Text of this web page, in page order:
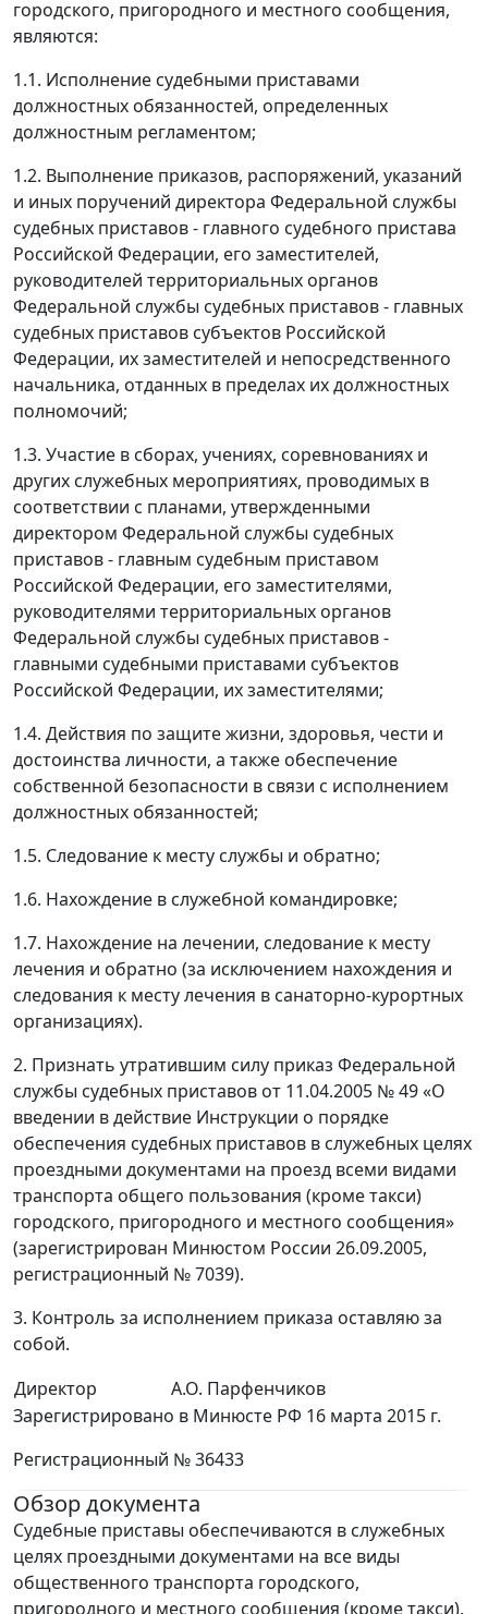
городского, пригородного и местного сообщения,
являются:
1.1. Исполнение судебными приставами
должностных обязанностей, определенных
должностным регламентом;
1.2. Выполнение приказов, распоряжений, указаний
и иных поручений директора Федеральной службы
судебных приставов - главного судебного пристава
Российской Федерации, его заместителей,
руководителей территориальных органов
Федеральной службы судебных приставов - главных
судебных приставов субъектов Российской
Федерации, их заместителей и непосредственного
начальника, отданных в пределах их должностных
полномочий;
1.3. Участие в сборах, учениях, соревнованиях и
других служебных мероприятиях, проводимых в
соответствии с планами, утвержденными
директором Федеральной службы судебных
приставов - главным судебным приставом
Российской Федерации, его заместителями,
руководителями территориальных органов
Федеральной службы судебных приставов -
главными судебными приставами субъектов
Российской Федерации, их заместителями;
1.4. Действия по защите жизни, здоровья, чести и
достоинства личности, а также обеспечение
собственной безопасности в связи с исполнением
должностных обязанностей;
1.5. Следование к месту службы и обратно;
1.6. Нахождение в служебной командировке;
1.7. Нахождение на лечении, следование к месту
лечения и обратно (за исключением нахождения и
следования к месту лечения в санаторно-курортных
организациях).
2. Признать утратившим силу приказ Федеральной
службы судебных приставов от 11.04.2005 № 49 «О
введении в действие Инструкции о порядке
обеспечения судебных приставов в служебных целях
проездными документами на проезд всеми видами
транспорта общего пользования (кроме такси)
городского, пригородного и местного сообщения»
(зарегистрирован Минюстом России 26.09.2005,
регистрационный № 7039).
3. Контроль за исполнением приказа оставляю за
собой.
Директор
А.О. Парфенчиков
Зарегистрировано в Минюсте РФ 16 марта 2015 г.
Регистрационный № 36433
Обзор документа
Судебные приставы обеспечиваются в служебных
целях проездными документами на все виды
общественного транспорта городского,
пригородного и местного сообщения (кроме такси).